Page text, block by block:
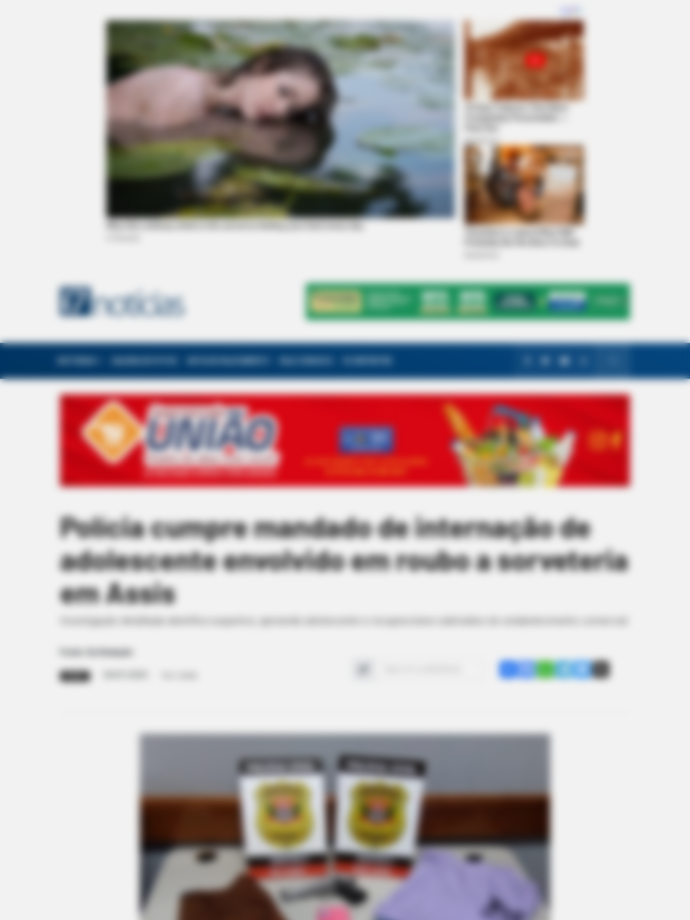
Polícia cumpre mandado de internação de
adolescente envolvido em roubo a sorveteria
em Assis
ShareFacebookWhatsAppTelegramMessenger
X